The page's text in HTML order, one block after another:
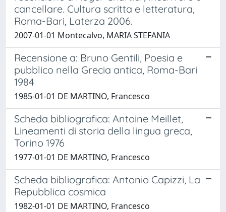
cancellare. Cultura scritta e letteratura,
Roma-Bari, Laterza 2006.
2007-01-01 Montecalvo, MARIA STEFANIA
Recensione a: Bruno Gentili, Poesia e
pubblico nella Grecia antica, Roma-Bari
1984
1985-01-01 DE MARTINO, Francesco
Scheda bibliografica: Antoine Meillet,
Lineamenti di storia della lingua greca,
Torino 1976
1977-01-01 DE MARTINO, Francesco
Scheda bibliografica: Antonio Capizzi, La
Repubblica cosmica
1982-01-01 DE MARTINO, Francesco